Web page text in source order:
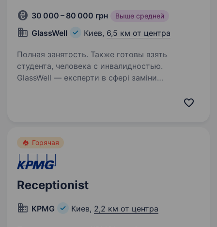
30 000 – 80 000 грн Выше средней
GlassWell Киев, 6,5 км от центра
Полная занятость. Также готовы взять
студента, человека с инвалидностью.
GlassWell — експерти в сфері заміни
та детейлінгу. Наша мережа вже має 3 власні
сервіс…
Горячая
Receptionist
KPMG Киев, 2,2 км от центра